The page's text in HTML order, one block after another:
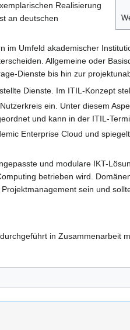
Realisierung
an deutschen
im Umfeld akademischer
Allgemeine oder
Dienste bis hin zur
Dienste. Im ITIL-Konzept
ein. Unter diesem
und kann in der ITIL-
Enterprise Cloud und
und modulare IKT-
betrieben wird.
sein und
in Zusammenarbeit